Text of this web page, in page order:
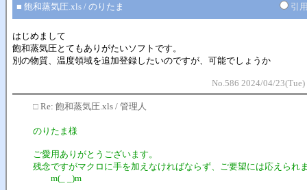
■ 飽和蒸気圧.xls / のりたま 引
はじめまして
飽和蒸気圧とてもありがたいソフトです。
別の物質、温度領域を追加登録したいのですが、可能でしょうか
No.586 2024/04/
□ Re: 飽和蒸気圧.xls / 管理人
のりたま様
ご愛用ありがとうございます。
残念ですがマクロに手を加えなければならず、ご要望には応えられ
m(_ _)m